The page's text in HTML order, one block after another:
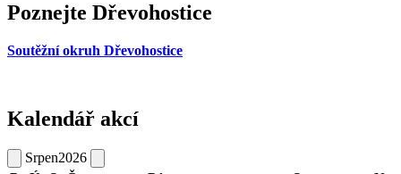
Poznejte Dřevohostice
Soutěžní okruh Dřevohostice
Kalendář akcí
Srpen2026